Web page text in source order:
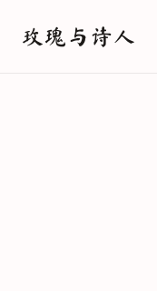
玫瑰与诗人